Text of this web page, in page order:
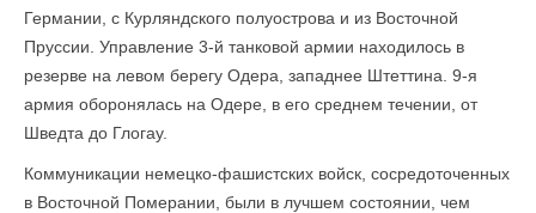
Германии, с Курляндского полуострова и из Восточной
Пруссии. Управление 3-й танковой армии находилось в
резерве на левом берегу Одера, западнее Штеттина. 9-я
армия оборонялась на Одере, в его среднем течении, от
Шведта до Глогау.
Коммуникации немецко-фашистских войск, сосредоточенных
в Восточной Померании, были в лучшем состоянии, чем